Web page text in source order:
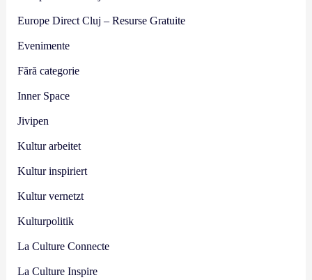
Europe Direct Cluj – Resurse Gratuite
Evenimente
Fără categorie
Inner Space
Jivipen
Kultur arbeitet
Kultur inspiriert
Kultur vernetzt
Kulturpolitik
La Culture Connecte
La Culture Inspire